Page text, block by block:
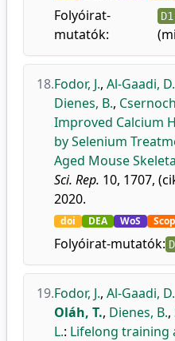
Folyóirat-
mutatók:
D1
18.Fodor, J., Al-Gaadi, D.
Dienes, B.,
Improved Calcium
by Selenium
Aged Mouse
Sci. Rep. 10, 1707,
2020.
doi DEA WoS
Folyóirat-mutatók:
19.Fodor, J., Al-Gaadi, D.
Oláh, T., Dienes, B.,
L.: Lifelong training